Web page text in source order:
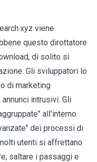
viene
questo dirottatore
di solito si
Gli sviluppatori lo
di marketing
intrusivi. Gli
all'interno
dei processi di
utenti si affrettano
saltare i passaggi e